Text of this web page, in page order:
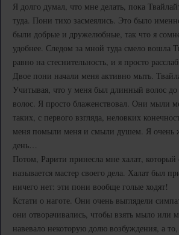
Я долго думал, что мне делать, пока
туда. Пони тихо засмеялись. Это было
были добрые и дружелюбные, так что я
удобнее. Следом за мной туда смело вошла
равно на стеснительность, и я просто
Двое пони начали меня активно мыть.
Учитывая, что у меня был длинный волос
волос. Я просто блаженствовал. Они мыли
таких, с первого взгляда, неловких
меня помыли меня и смыли душем. Я очень
день…
Потом, Рарити принесла мне халат, который
называется мастер своего дела. Халат был
ничего нет: эти пони вообще голые ходят!
Кстати о наготе. Они очень выглядели
они отворачивались, чтобы взять мыло или
навевало некоторую долю возбуждения, а